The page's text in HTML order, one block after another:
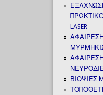
LASER
ΒΙΟΨΙΕΣ